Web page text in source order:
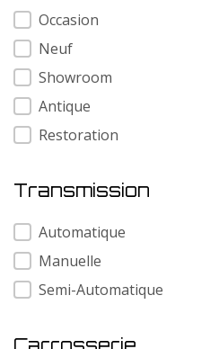
Condition
Occasion
Neuf
Showroom
Antique
Restoration
Transmission
Transmission
Automatique
Manuelle
Semi-Automatique